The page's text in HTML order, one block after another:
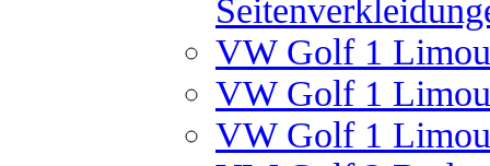
VW Golf 1
VW Golf 1
VW Golf 1